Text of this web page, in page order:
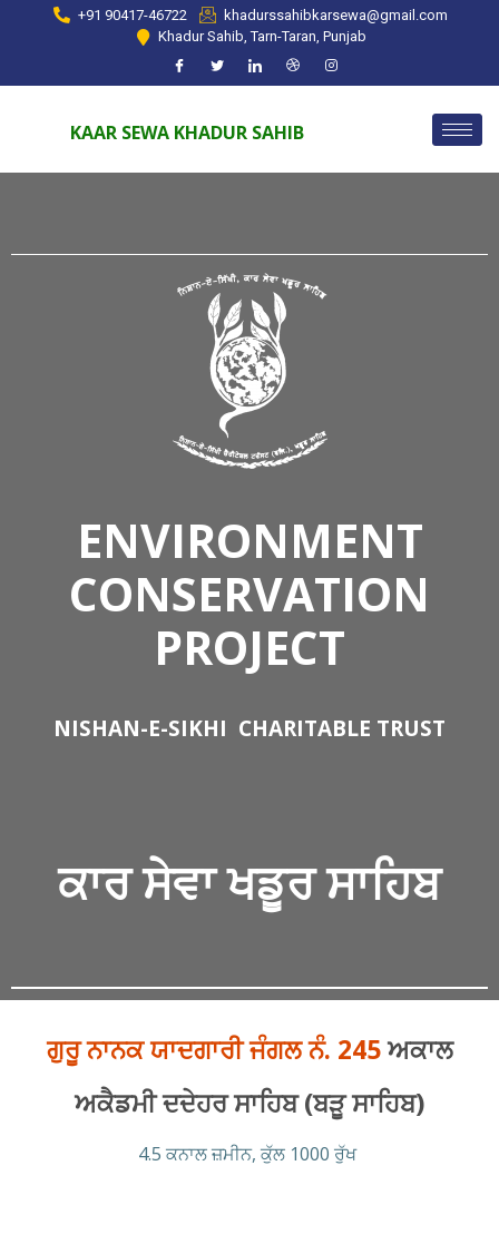
+91 90417-46722
khadurssahibkarsewa@gmail.com
Khadur Sahib, Tarn-Taran, Punjab
KAAR SEWA KHADUR SAHIB
ENVIRONMENT
CONSERVATION
PROJECT
NISHAN-E-SIKHI CHARITABLE TRUST
ਕਾਰ ਸੇਵਾਖਡੂਰ ਸਾਹਿਬ
ਗੁਰੂ ਨਾਨਕ ਯਾਦਗਾਰੀ ਜੰਗਲ ਨੰ. 245ਅਕਾਲ
ਅਕੈਡਮੀ ਦਦੇਹਰ ਸਾਹਿਬ (ਬੜੂ ਸਾਹਿਬ)
4.5 ਕਨਾਲ ਜ਼ਮੀਨ, ਕੁੱਲ 1000 ਰੁੱਖ